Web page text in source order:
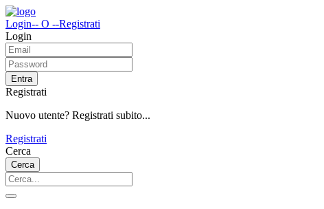
Login-- O --Registrati
Login
Entra
Registrati
Nuovo utente? Registrati subito...
Registrati
Cerca
Cerca